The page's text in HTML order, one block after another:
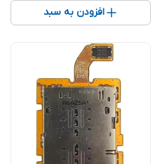
افزودن به سبد